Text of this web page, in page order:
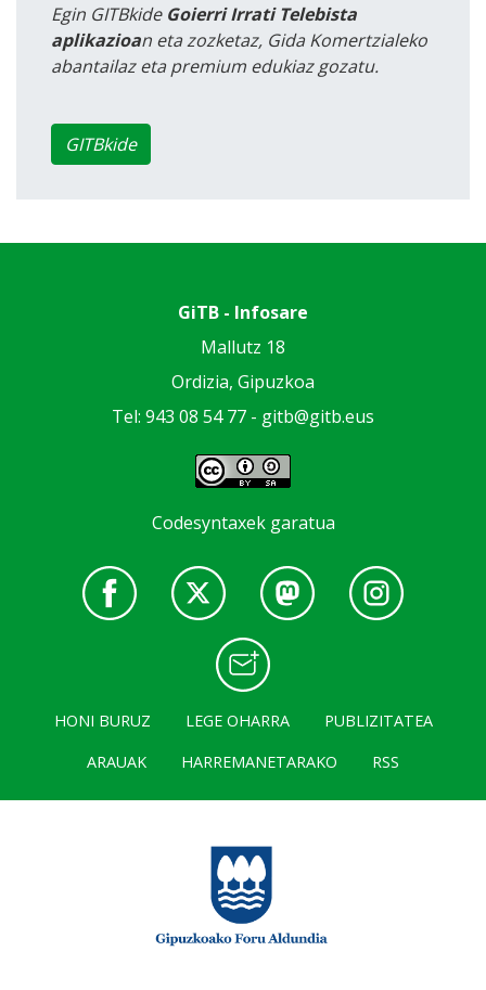
Egin GITBkide Goierri Irrati Telebista
aplikazioan eta zozketaz, Gida Komertzialeko
abantailaz eta premium edukiaz gozatu.
GITBkide
GiTB - Infosare
Mallutz 18
Ordizia, Gipuzkoa
Tel: 943 08 54 77 - gitb@gitb.eus
Codesyntaxek garatua
HONI BURUZ LEGE OHARRA
PUBLIZITATEA
ARAUAK
HARREMANETARAKO RSS